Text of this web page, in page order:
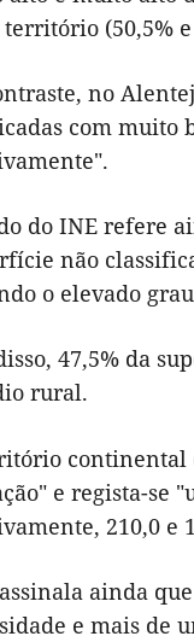
território (50,5%
no
com muito
do INE refere
não
o elevado
47,5% da
rural.
continental
e regista-se
210,0 e
ainda
e mais de